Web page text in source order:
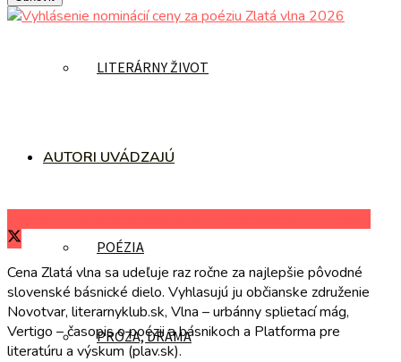
LITERÁRNY ŽIVOT
AUTORI UVÁDZAJÚ
POÉZIA
PRÓZA, DRÁMA
Cena Zlatá vlna sa udeľuje raz ročne za najlepšie pôvodné
slovenské básnické dielo. Vyhlasujú ju občianske združenie
Novotvar, literarnyklub.sk, Vlna – urbánny splietací mág,
Vertigo – časopis o poézii a básnikoch a Platforma pre
literatúru a výskum (plav.sk).